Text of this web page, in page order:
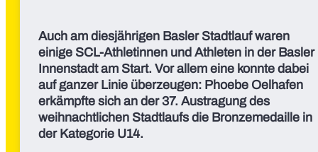
Auch am diesjährigen Basler Stadtlauf waren
einige SCL-Athletinnen und Athleten in der Basler
Innenstadt am Start. Vor allem eine konnte dabei
auf ganzer Linie überzeugen: Phoebe Oelhafen
erkämpfte sich an der 37. Austragung des
weihnachtlichen Stadtlaufs die Bronzemedaille in
der Kategorie U14.